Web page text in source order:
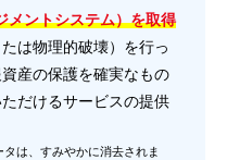
メントシステム）を取得
は物理的破壊）を行っ
産の保護を確実なもの
だけるサービスの提供
は、すみやかに消去されま